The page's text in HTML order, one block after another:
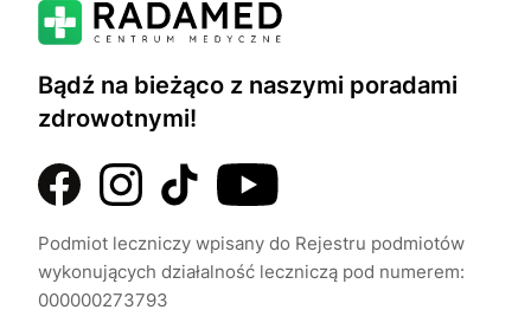
Bądź na bieżąco z naszymi poradami
zdrowotnymi!
Podmiot leczniczy wpisany do Rejestru podmiotów
wykonujących działalność leczniczą pod numerem:
000000273793